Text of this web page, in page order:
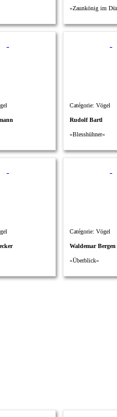
»Zaunkönig im
Catégorie: Vögel
Rudolf Bartl
»Blesshühner«
Catégorie: Vögel
Waldemar Bergen
»Überblick«